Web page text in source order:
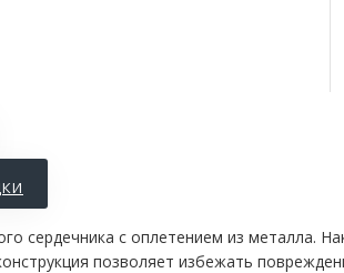
сердечника с оплетением из металла.
позволяет избежать